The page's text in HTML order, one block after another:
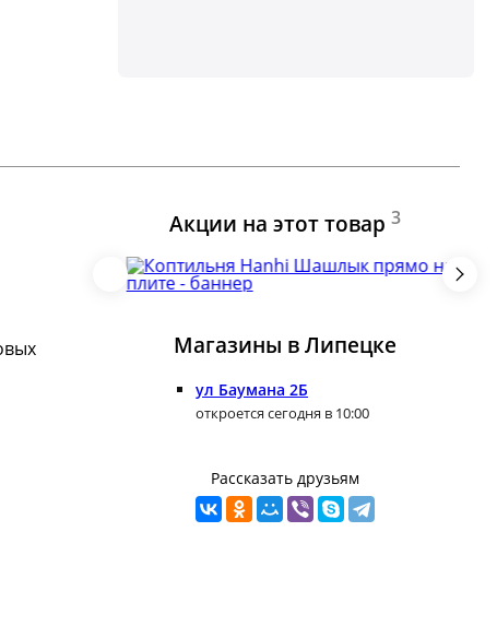
Акции на этот товар 3
Магазины в Липецке
ул Баумана 2Б
откроется сегодня в 10:00
Рассказать друзьям